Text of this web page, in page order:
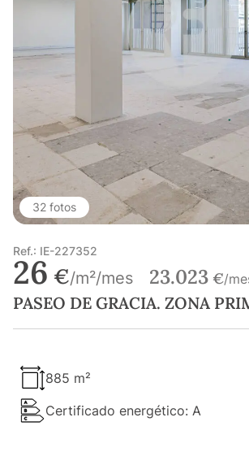
32 fotos
Ref.: IE-227352
26 €/m²/mes 23.023 €/
PASEO DE GRACIA. ZONA
885 m²
Certificado energético: A